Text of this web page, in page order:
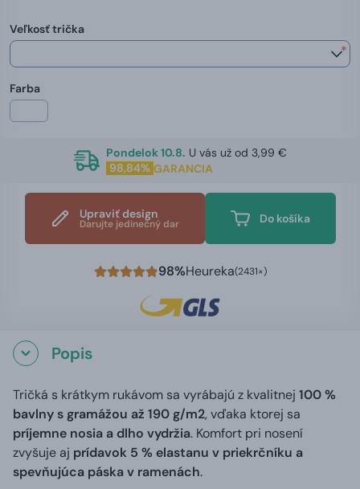
Veľkosť trička
*
Farba
Pondelok 10.8. U vás už od 3,99 €
98,84% GARANCIA
Upraviť design
Darujte jedinečný dar Do košíka
98%Heureka(2431×)
Popis
Tričká s krátkym rukávom sa vyrábajú z kvalitnej 100 %
bavlny s gramážou až 190 g/m2, vďaka ktorej sa
príjemne nosia a dlho vydržia. Komfort pri nosení
zvyšuje aj prídavok 5 % elastanu v priekrčníku a
spevňujúca páska v ramenách.